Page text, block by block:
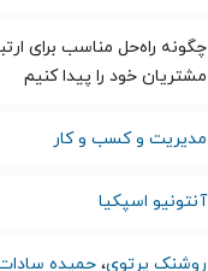
چگونه راه‌حل مناسب برای
مشتریان خود را پیدا کنیم
مدیریت و کسب و کار
آنتونیو اسپکیا
روشنک پرتوی، حمیده